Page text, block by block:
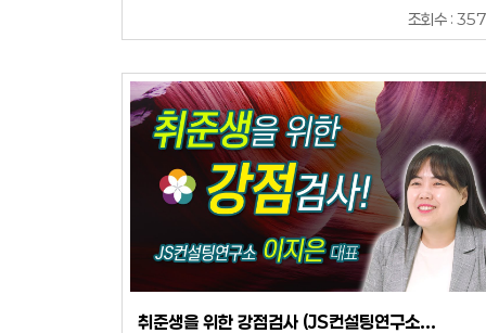
조회수 :
취준생을 위한 강점검사 (JS컨설팅연구소...